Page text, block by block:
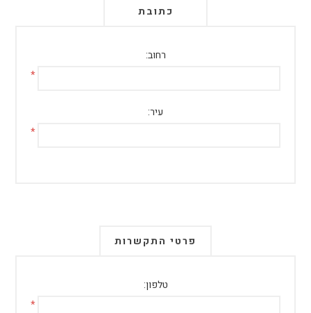
כתובת
רחוב:
*
עיר:
*
פרטי התקשרות
טלפון:
*